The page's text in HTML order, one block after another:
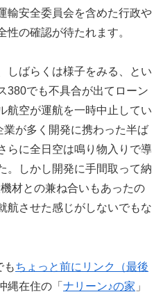
輸安全委員会を含めた行政や
の確認が待たれます。
しばらくは様子をみる、とい
380でも不具合が出てローン
航空が運航を一時中止してい
が多く開発に携わった半ば
らに全日空は鳴り物入りで導
。しかし開発に手間取って納
材との兼ね合いもあったの
航させた感じがしないでもな
もちょっと前にリンク（最後
縄在住の「 ナリーン♪の家 」